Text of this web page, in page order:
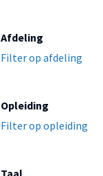
Afdeling
Filter op afdeling
Opleiding
Filter op opleiding